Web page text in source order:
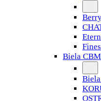
Biela CBM